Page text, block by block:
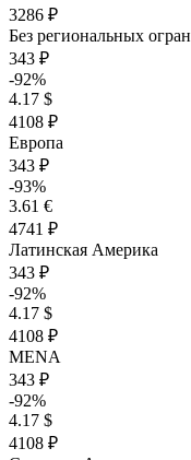
3286 ₽
Без региональных
343 ₽
-92%
4.17 $
4108 ₽
Европа
343 ₽
-93%
3.61 €
4741 ₽
Латинская Америка
343 ₽
-92%
4.17 $
4108 ₽
MENA
343 ₽
-92%
4.17 $
4108 ₽